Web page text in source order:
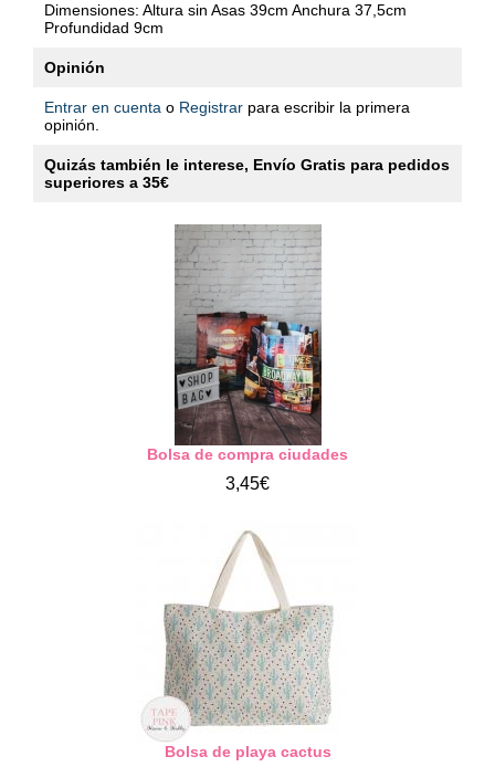
Dimensiones: Altura sin Asas 39cm Anchura 37,5cm
Profundidad 9cm
Opinión
Entrar en cuenta o Registrar para escribir la primera
opinión.
Quizás también le interese, Envío Gratis para pedidos
superiores a 35€
Bolsa de compra ciudades
3,45€
Bolsa de playa cactus